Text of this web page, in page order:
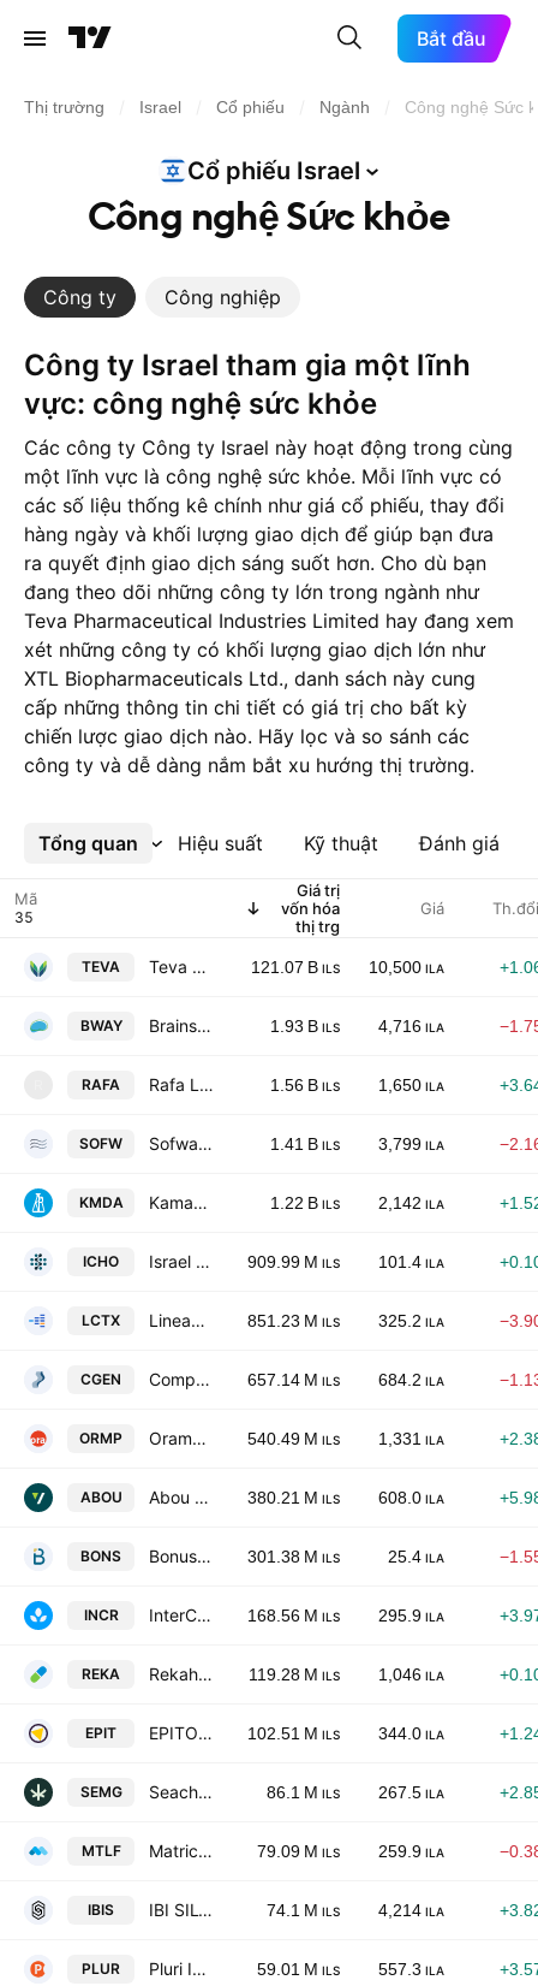
Bắt đầu
Thị trường Israel Cổ phiếu Ngành Công nghệ Sức
Cổ phiếu Israel
Công nghệ Sức khỏe
Công ty Công nghiệp
Công ty Israel tham gia một lĩnh
vực: công nghệ sức khỏe
Các công ty Công ty Israel này hoạt động trong cùng
một lĩnh vực là công nghệ sức khỏe. Mỗi lĩnh vực có
các số liệu thống kê chính như giá cổ phiếu, thay đổi
hàng ngày và khối lượng giao dịch để giúp bạn đưa
ra quyết định giao dịch sáng suốt hơn. Cho dù bạn
đang theo dõi những công ty lớn trong ngành như
Teva Pharmaceutical Industries Limited hay đang xem
xét những công ty có khối lượng giao dịch lớn như
XTL Biopharmaceuticals Ltd., danh sách này cung
cấp những thông tin chi tiết có giá trị cho bất kỳ
chiến lược giao dịch nào. Hãy lọc và so sánh các
công ty và dễ dàng nắm bắt xu hướng thị trường.
Tổng quan Hiệu suất Kỹ thuật Đánh giá
Xem thêm
Mã
Giá trị
vốn hóa
thị trg
Giá
TEVA Teva Pharmaceutical Industries Limited 121.07 B ILS 10,500 ILA
BWAY Brainsway Ltd 1.93 B ILS 4,716 ILA
RAFA Rafa Laboratories Ltd. 1.56 B ILS 1,650 ILA
SOFW Sofwave Medical Ltd. 1.41 B ILS 3,799 ILA
KMDA Kamada Ltd 1.22 B ILS 2,142 ILA
ICHO Israel Canada Hotels Ltd 909.99 M ILS 101.4 ILA
LCTX Lineage Cell Therapeutics, Inc. 851.23 M ILS 325.2 ILA
CGEN Compugen Ltd. 657.14 M ILS 684.2 ILA
ORMP Oramed Pharmaceuticals Incorporated 540.49 M ILS 1,331 ILA
ABOU Abou Family Residence Ltd 380.21 M ILS 608.0 ILA
BONS Bonus Biogroup Ltd. 301.38 M ILS 25.4 ILA
INCR InterCure Ltd. 168.56 M ILS 295.9 ILA
REKA Rekah Pharmaceutical Industry Ltd. 119.28 M ILS 1,046 ILA
EPIT EPITOMEE MEDICAL LTD 102.51 M ILS 344.0 ILA
SEMG Seach Medical Group Ltd. 86.1 M ILS 267.5 ILA
MTLF Matricelf Ltd. 79.09 M ILS 259.9 ILA
IBIS IBI SILVER CASTLE LTD 74.1 M ILS 4,214 ILA
PLUR Pluri Inc. 59.01 M ILS 557.3 ILA